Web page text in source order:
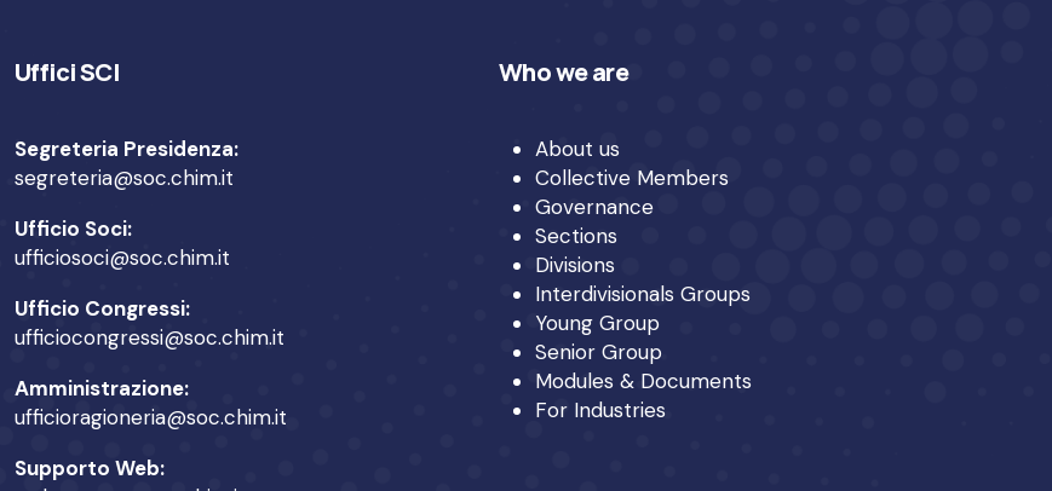
Uffici SCI
Segreteria Presidenza:
segreteria@soc.chim.it
Ufficio Soci:
ufficiosoci@soc.chim.it
Ufficio Congressi:
ufficiocongressi@soc.chim.it
Amministrazione:
ufficioragioneria@soc.chim.it
Supporto Web:
Who we are
About us
Collective Members
Governance
Sections
Divisions
Interdivisionals Groups
Young Group
Senior Group
Modules & Documents
For Industries